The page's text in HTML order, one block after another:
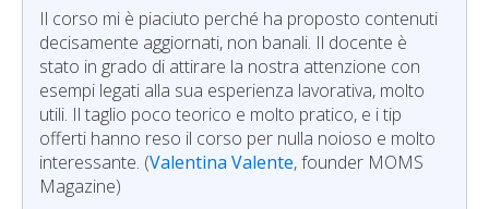
Il corso mi è piaciuto perché ha proposto contenuti
decisamente aggiornati, non banali. Il docente è
stato in grado di attirare la nostra attenzione con
esempi legati alla sua esperienza lavorativa, molto
utili. Il taglio poco teorico e molto pratico, e i tip
offerti hanno reso il corso per nulla noioso e molto
interessante. (Valentina Valente, founder MOMS
Magazine)